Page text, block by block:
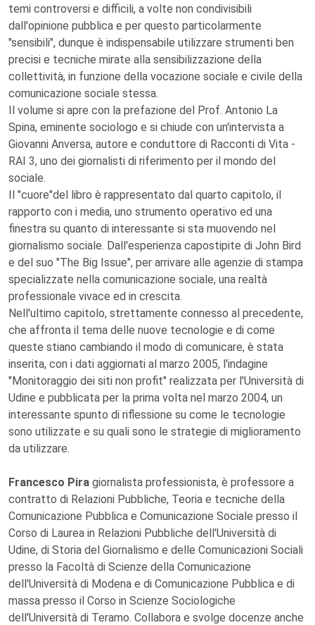
temi controversi e difficili, a volte non condivisibili
dall'opinione pubblica e per questo particolarmente
"sensibili", dunque è indispensabile utilizzare strumenti ben
precisi e tecniche mirate alla sensibilizzazione della
collettività, in funzione della vocazione sociale e civile della
comunicazione sociale stessa.
Il volume si apre con la prefazione del Prof. Antonio La
Spina, eminente sociologo e si chiude con un'intervista a
Giovanni Anversa, autore e conduttore di Racconti di Vita -
RAI 3, uno dei giornalisti di riferimento per il mondo del
sociale.
Il "cuore"del libro è rappresentato dal quarto capitolo, il
rapporto con i media, uno strumento operativo ed una
finestra su quanto di interessante si sta muovendo nel
giornalismo sociale. Dall'esperienza capostipite di John Bird
e del suo "The Big Issue", per arrivare alle agenzie di stampa
specializzate nella comunicazione sociale, una realtà
professionale vivace ed in crescita.
Nell'ultimo capitolo, strettamente connesso al precedente,
che affronta il tema delle nuove tecnologie e di come
queste stiano cambiando il modo di comunicare, è stata
inserita, con i dati aggiornati al marzo 2005, l'indagine
"Monitoraggio dei siti non profit" realizzata per l'Università di
Udine e pubblicata per la prima volta nel marzo 2004, un
interessante spunto di riflessione su come le tecnologie
sono utilizzate e su quali sono le strategie di miglioramento
da utilizzare.
Francesco Pira giornalista professionista, è professore a
contratto di Relazioni Pubbliche, Teoria e tecniche della
Comunicazione Pubblica e Comunicazione Sociale presso il
Corso di Laurea in Relazioni Pubbliche dell'Università di
Udine, di Storia del Giornalismo e delle Comunicazioni Sociali
presso la Facoltà di Scienze della Comunicazione
dell'Università di Modena e di Comunicazione Pubblica e di
massa presso il Corso in Scienze Sociologiche
dell'Università di Teramo. Collabora e svolge docenze anche